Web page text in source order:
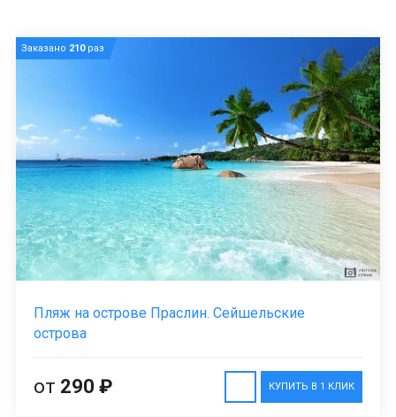
Заказано 210раз
Пляж на острове Праслин. Сейшельские
острова
КУПИТЬ В 1 КЛИК
от 290 ₽